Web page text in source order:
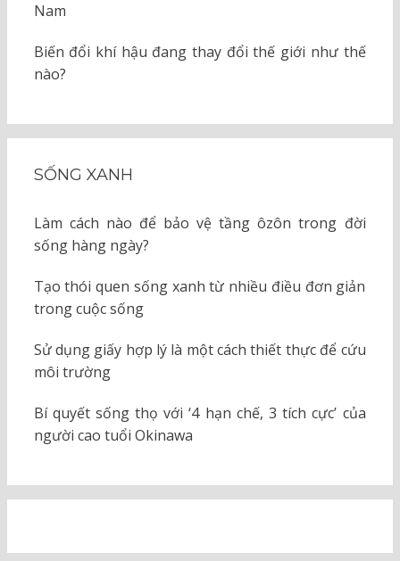
Nam
Biến đổi khí hậu đang thay đổi thế giới như thế
nào?
SỐNG XANH
Làm cách nào để bảo vệ tầng ôzôn trong đời
sống hàng ngày?
Tạo thói quen sống xanh từ nhiều điều đơn giản
trong cuộc sống
Sử dụng giấy hợp lý là một cách thiết thực để cứu
môi trường
Bí quyết sống thọ với ‘4 hạn chế, 3 tích cực’ của
người cao tuổi Okinawa